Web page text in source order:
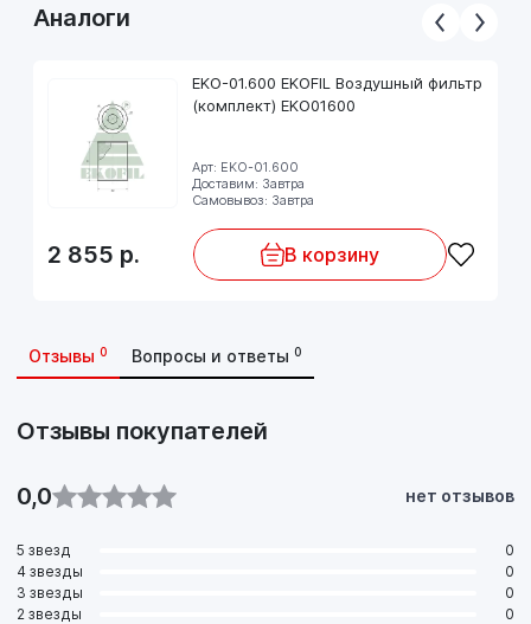
Аналоги
EKO-01.600 EKOFIL Воздушный фильтр
(комплект) EKO01600
Арт: EKO-01.600
Доставим: Завтра
Самовывоз: Завтра
2 855 р. В корзину
Отзывы 0 Вопросы и ответы 0
Отзывы покупателей
0,0 нет отзывов
5 звезд
0
4 звезды
0
3 звезды
0
2 звезды
0